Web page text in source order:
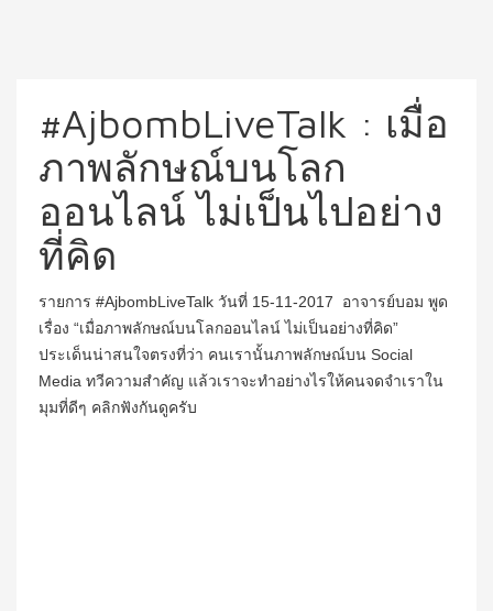
#AjbombLiveTalk : เมื่อ
ภาพลักษณ์บนโลก
ออนไลน์ ไม่เป็นไปอย่าง
ที่คิด
รายการ #AjbombLiveTalk วันที่ 15-11-2017 อาจารย์บอม พูด
เรื่อง “เมื่อภาพลักษณ์บนโลกออนไลน์ ไม่เป็นอย่างที่คิด”
ประเด็นน่าสนใจตรงที่ว่า คนเรานั้นภาพลักษณ์บน Social
Media ทวีความสำคัญ แล้วเราจะทำอย่างไรให้คนจดจำเราใน
มุมที่ดีๆ คลิกฟังกันดูครับ